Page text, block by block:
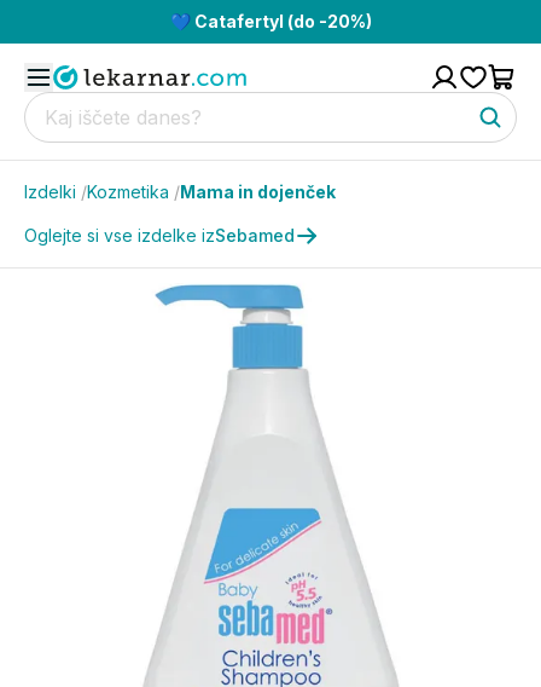
💙 Catafertyl (do -20%)
Izdelki /Kozmetika /Mama in dojenček
Oglejte si vse izdelke izSebamed